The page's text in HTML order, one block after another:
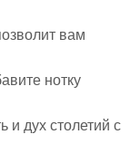
вам
нотку
и дух столетий с